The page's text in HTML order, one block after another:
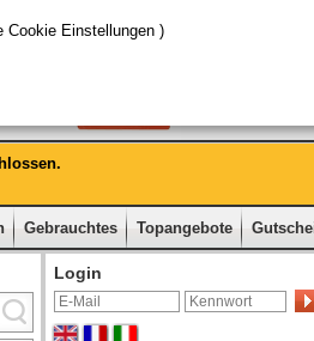
Gebrauchtes Topangebote
Login
Cookie Einstellungen )